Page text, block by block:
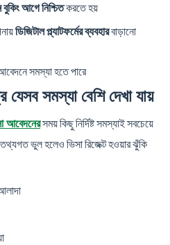
আগে নিশ্চিতকরতে হয়
ডিজিটাল প্ল্যাটফর্মের ব্যবহারবাড়ানো
সমস্যা হতে পারে
যেসব সমস্যা বেশি দেখা যায়
আবেদনেরসময় কিছু নির্দিষ্ট সমস্যাই সবচেয়ে
ভুল হলেও ভিসা রিজেক্ট হওয়ার ঝুঁকি